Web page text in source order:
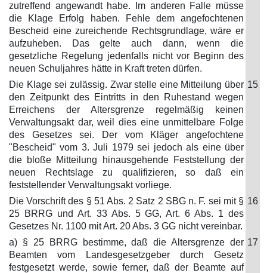
zutreffend angewandt habe. Im anderen Falle müsse
die Klage Erfolg haben. Fehle dem angefochtenen
Bescheid eine zureichende Rechtsgrundlage, wäre er
aufzuheben. Das gelte auch dann, wenn die
gesetzliche Regelung jedenfalls nicht vor Beginn des
neuen Schuljahres hätte in Kraft treten dürfen.
Die Klage sei zulässig. Zwar stelle eine Mitteilung über
den Zeitpunkt des Eintritts in den Ruhestand wegen
Erreichens der Altersgrenze regelmäßig keinen
Verwaltungsakt dar, weil dies eine unmittelbare Folge
des Gesetzes sei. Der vom Kläger angefochtene
"Bescheid" vom 3. Juli 1979 sei jedoch als eine über
die bloße Mitteilung hinausgehende Feststellung der
neuen Rechtslage zu qualifizieren, so daß ein
feststellender Verwaltungsakt vorliege.
15
Die Vorschrift des § 51 Abs. 2 Satz 2 SBG n. F. sei mit §
25 BRRG und Art. 33 Abs. 5 GG, Art. 6 Abs. 1 des
Gesetzes Nr. 1100 mit Art. 20 Abs. 3 GG nicht vereinbar.
16
a) § 25 BRRG bestimme, daß die Altersgrenze der
Beamten vom Landesgesetzgeber durch Gesetz
festgesetzt werde, sowie ferner, daß der Beamte auf
17